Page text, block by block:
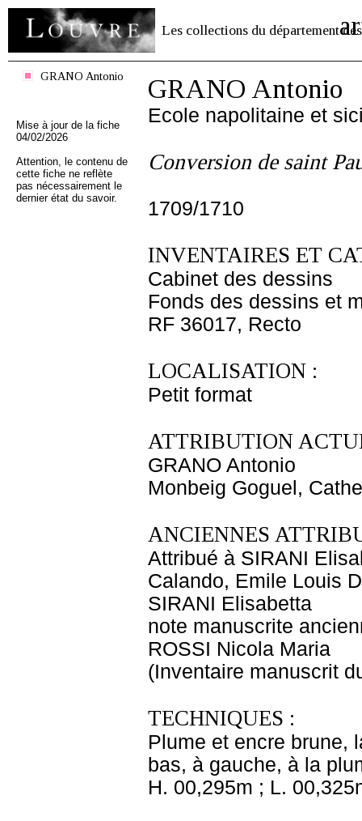
Les collections du département des
GRANO Antonio
Mise à jour de la fiche
04/02/2026
Attention, le contenu de
cette fiche ne reflète
pas nécessairement le
dernier état du savoir.
GRANO Antonio
Ecole napolitaine et
Conversion de saint
1709/1710
INVENTAIRES ET
Cabinet des dessins
Fonds des dessins et
RF 36017, Recto
LOCALISATION :
Petit format
ATTRIBUTION
GRANO Antonio
Monbeig Goguel,
ANCIENNES
Attribué à SIRANI
Calando, Emile Louis
SIRANI Elisabetta
note manuscrite
ROSSI Nicola Maria
(Inventaire manuscrit
TECHNIQUES :
Plume et encre brune,
bas, à gauche, à la
H. 00,295m ; L.